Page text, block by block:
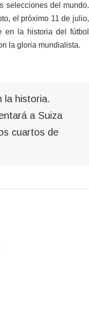
selecciones del mundo.
el próximo 11 de julio,
en la historia del fútbol
la gloria mundialista.
la historia.
a Suiza
cuartos de